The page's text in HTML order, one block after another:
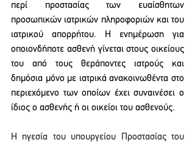
περί προστασίας των ευαίσθητων
προσωπικών ιατρικών πληροφοριών και του
ιατρικού απορρήτου. Η ενημέρωση για
οποιονδήποτε ασθενή γίνεται στους οικείους
του από τους θεράποντες ιατρούς και
δημόσια μόνο με ιατρικά ανακοινωθέντα στο
περιεχόμενο των οποίων έχει συναινέσει ο
ίδιος ο ασθενής ή οι οικείοι του ασθενούς.
Η ηγεσία του υπουργείου Προστασίας του